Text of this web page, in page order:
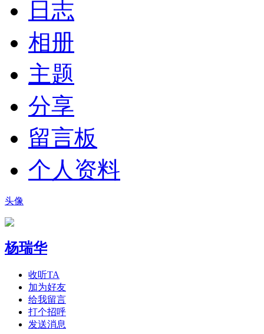
日志
相册
主题
分享
留言板
个人资料
头像
杨瑞华
收听TA
加为好友
给我留言
打个招呼
发送消息